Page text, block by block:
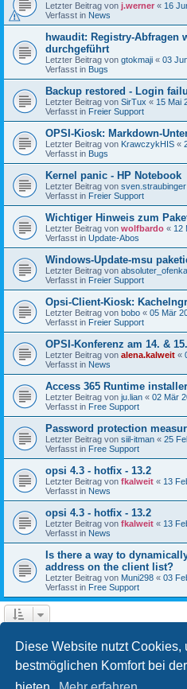
Diese Website nutzt Cookies,
bestmöglichen Komfort bei
Letzter Beitrag von j.werner « 16
Verfasst in News
hwaudit: Registry-Abfragen
durchgeführt
Letzter Beitrag von gtokmaji « 03
Verfasst in Bugs
Backup restored - Login
Letzter Beitrag von SirTux « 15 Mai
Verfasst in Freier Support
OPSI-Kiosk: Markdown-
Letzter Beitrag von KrawczykHIS «
Verfasst in Bugs
Kernel panic - HP Notebook
Letzter Beitrag von sven.straubinger
Verfasst in Freier Support
Wichtiger Hinweis zum
Letzter Beitrag von wolfbardo « 12
Verfasst in Update-Abos
Windows-Update-msu
Letzter Beitrag von
Verfasst in Freier Support
Opsi-Client-Kiosk:
Letzter Beitrag von bobo « 05 Mär
Verfasst in Freier Support
OPSI-Konferenz am 14. &
Letzter Beitrag von alena.kalweit «
Verfasst in News
Access 365 Runtime
Letzter Beitrag von ju.lian « 02 Mär
Verfasst in Free Support
Password protection
Letzter Beitrag von siil-itman « 25
Verfasst in Free Support
opsi 4.3 - hotfix - 13.2
Letzter Beitrag von fkalweit « 13
Verfasst in News
opsi 4.3 - hotfix - 13.2
Letzter Beitrag von fkalweit « 13
Verfasst in News
Is there a way to
address on the client list?
Letzter Beitrag von Muni298 « 03
Verfasst in Free Support